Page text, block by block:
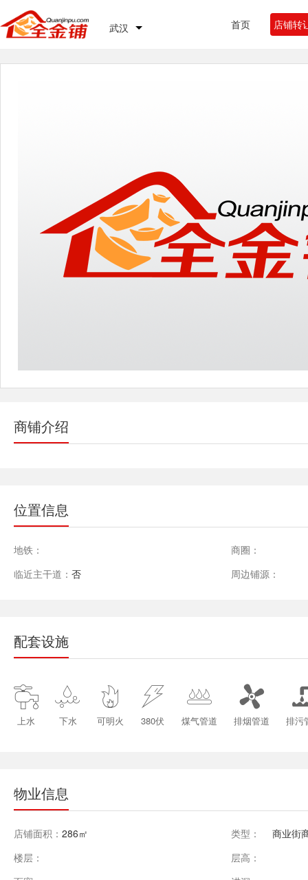
武汉 首页 店铺转
商铺介绍
位置信息
地铁：
商圈：
临近主干道： 否 周边铺源：
配套设施

上水

下水

可明火

380伏

煤气管道

排烟管道 排污
物业信息
店铺面积： 286㎡ 类型：
商业街
楼层：
层高：